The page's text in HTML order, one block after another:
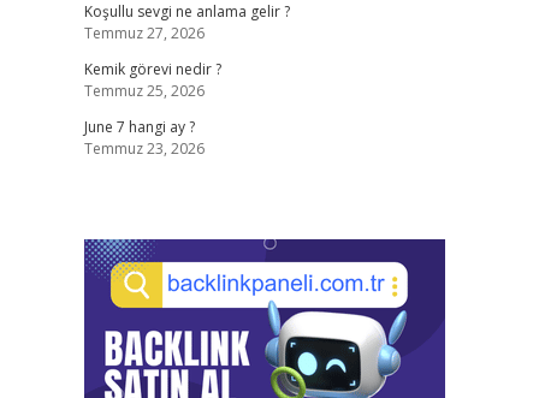
Koşullu sevgi ne anlama gelir ?
Temmuz 27, 2026
Kemik görevi nedir ?
Temmuz 25, 2026
June 7 hangi ay ?
Temmuz 23, 2026